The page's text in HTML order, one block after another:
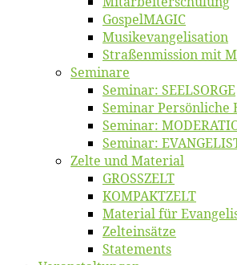
Gos­pel­MA­GIC
Musikevan­ge­li­sa­tion
Straßenmis­sion mit
Se­mi­na­re
Se­mi­nar: SEELSORGE
Se­mi­nar Per­sön­li­che
Se­mi­nar:
Se­mi­nar:
Zel­te und Material
GROSSZELT
KOMPAKTZELT
Ma­te­ri­al für
Zelt­ein­sät­ze
State­ments